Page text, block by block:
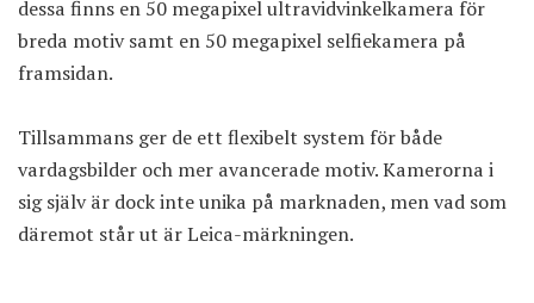
dessa finns en 50 megapixel ultravidvinkelkamera för
breda motiv samt en 50 megapixel selfiekamera på
framsidan.
Tillsammans ger de ett flexibelt system för både
vardagsbilder och mer avancerade motiv. Kamerorna i
sig själv är dock inte unika på marknaden, men vad som
däremot står ut är Leica-märkningen.